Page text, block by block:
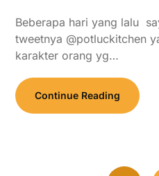
Beberapa hari yang lalu
tweetnya @potluckitchen
karakter orang yg…
Continue Reading